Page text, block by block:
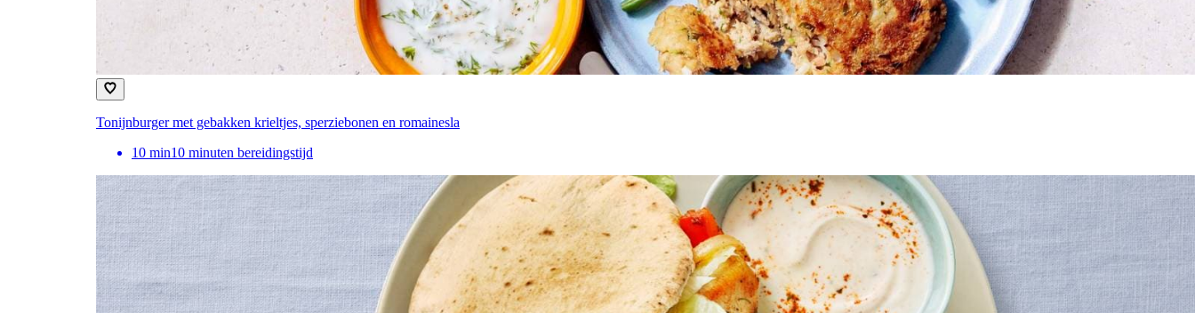
Tonijnburger met gebakken krieltjes, sperziebonen en romainesla
10 min10 minuten bereidingstijd